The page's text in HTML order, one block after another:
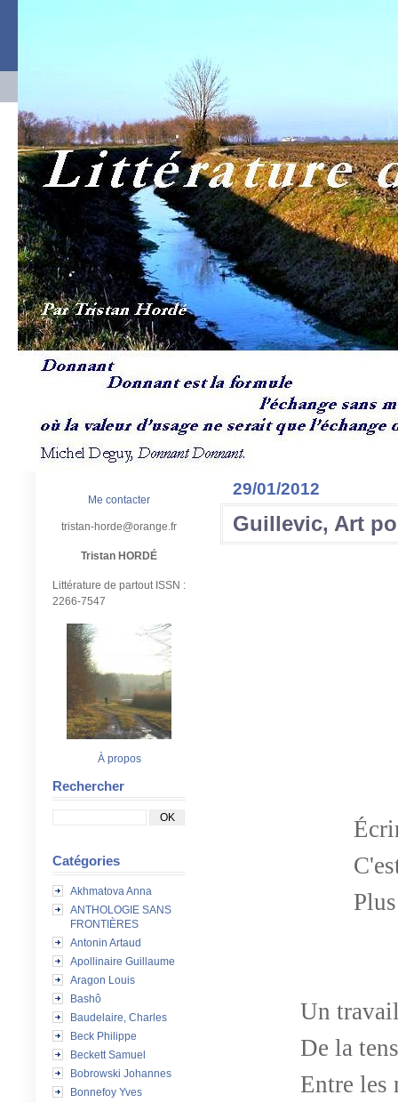
Me contacter
tristan-horde@orange.fr
Tristan HORDÉ
Littérature de partout ISSN :
2266-7547
À propos
Rechercher
Catégories
Akhmatova Anna
ANTHOLOGIE SANS
FRONTIÈRES
Antonin Artaud
Apollinaire Guillaume
Aragon Louis
Bashô
Baudelaire, Charles
Beck Philippe
Beckett Samuel
Bobrowski Johannes
Bonnefoy Yves
29/01/2012
Guillevic, Art
Un
De la
Entre les